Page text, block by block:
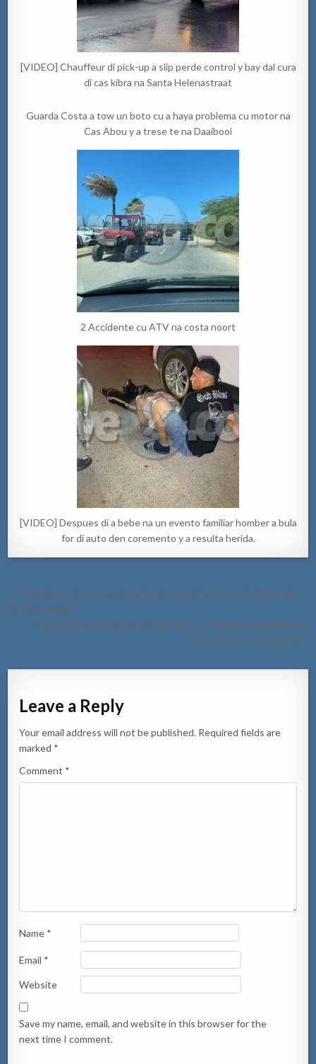
[VIDEO] Chauffeur di pick-up a slip perde control y bay dal cura
di cas kibra na Santa Helenastraat
Guarda Costa a tow un boto cu a haya problema cu motor na
Cas Abou y a trese te na Daaibooi
2 Accidente cu ATV na costa noort
[VIDEO] Despues di a bebe na un evento familiar homber a bula
for di auto den coremento y a resulta herida.
Post
navigation
← 2 Persona a keda herida despues di un pelea na un club di anochi
na Palm Beach
Accidente cu impacto basta fuerte y 2 hende herida pa falta di
preferencia na Paradera →
Leave a Reply
Your email address will not be published. Required fields are
marked *
Comment *
Name *
Email *
Website
Save my name, email, and website in this browser for the
next time I comment.